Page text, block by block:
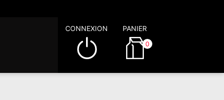
CONNEXION PANIER
0